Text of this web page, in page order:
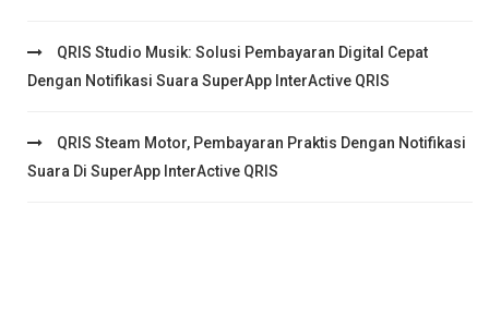
QRIS Studio Musik: Solusi Pembayaran Digital Cepat
Dengan Notifikasi Suara SuperApp InterActive QRIS
QRIS Steam Motor, Pembayaran Praktis Dengan Notifikasi
Suara Di SuperApp InterActive QRIS